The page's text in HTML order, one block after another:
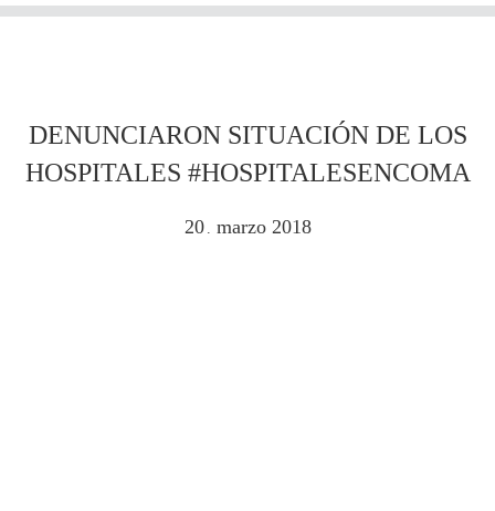
DENUNCIARON SITUACIÓN DE LOS
HOSPITALES #HOSPITALESENCOMA
20 . marzo 2018